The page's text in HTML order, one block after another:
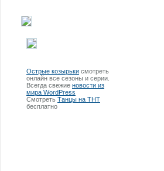
Острые козырьки смотреть
онлайн все сезоны и серии.
Всегда свежие новости из
мира WordPress
Смотреть Танцы на ТНТ
бесплатно